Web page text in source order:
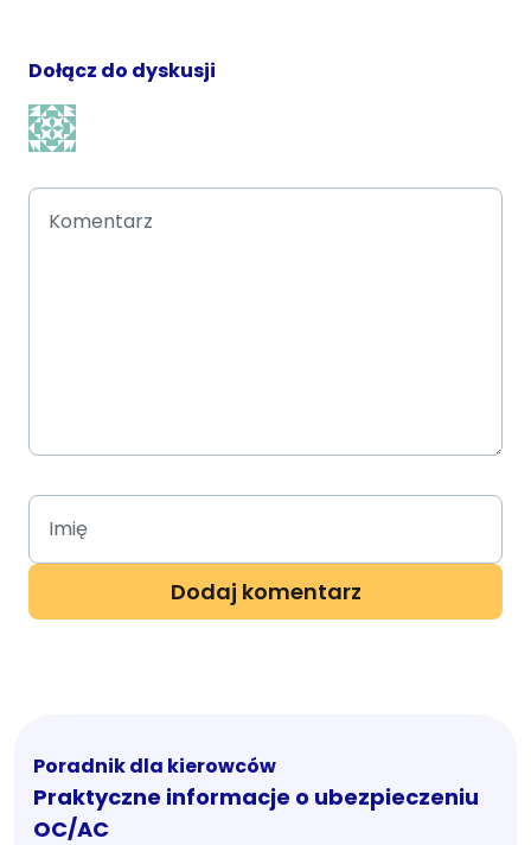
Dołącz do dyskusji
Poradnik dla kierowców
Praktyczne informacje o ubezpieczeniu
OC/AC